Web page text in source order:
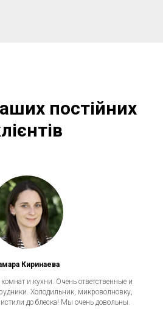
постійних
Киринаева
и кухни. Очень ответственные и
Холодильник, микроволновку,
до блеска! Мы очень довольны.